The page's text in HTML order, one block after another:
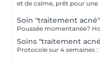
et de calme, prêt pour une
Soin "traitement acné"
Soins "traitement